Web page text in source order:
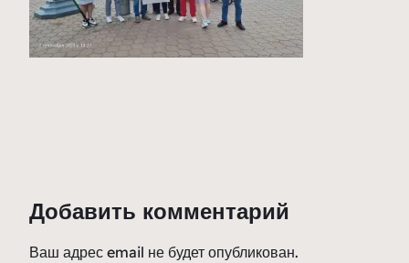
Добавить комментарий
Ваш адрес email не будет опубликован.